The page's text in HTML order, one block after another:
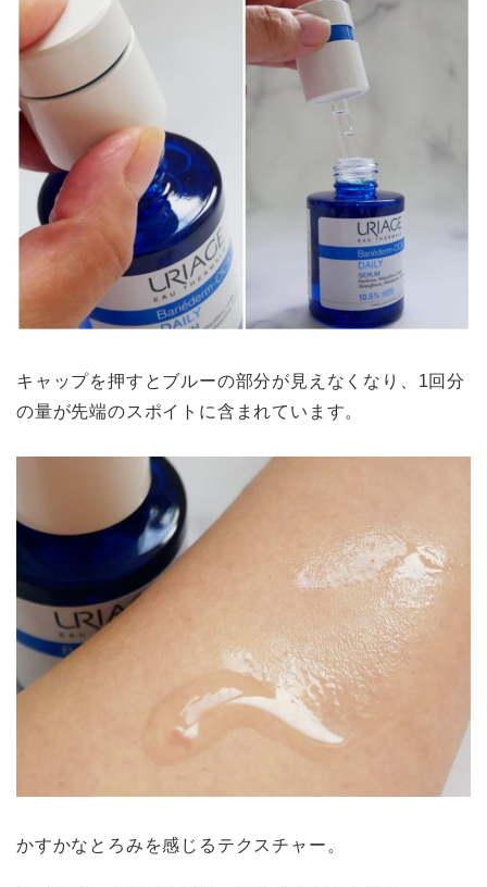
キャップを押すとブルーの部分が見えなくなり、1回分
の量が先端のスポイトに含まれています。
かすかなとろみを感じるテクスチャー。